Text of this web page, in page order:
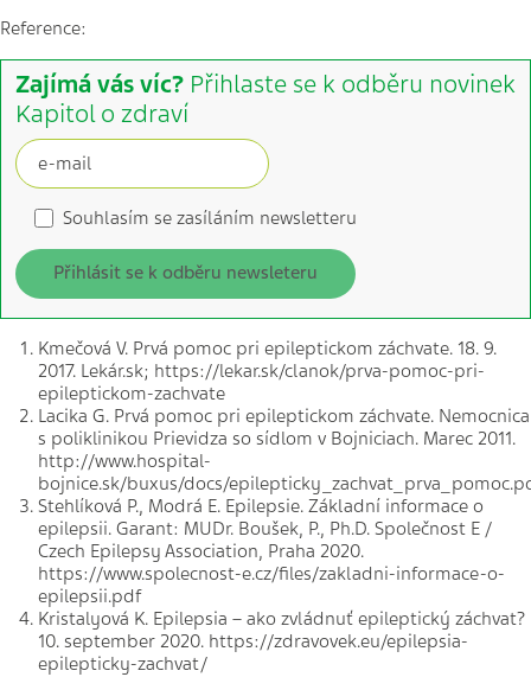
Reference:
Zajímá vás víc? Přihlaste se k odběru novinek
Kapitol o zdraví
Souhlasím se zasíláním newsletteru
Přihlásit se k odběru newsleteru
Kmečová V. Prvá pomoc pri epileptickom záchvate. 18. 9.
2017. Lekár.sk; https://lekar.sk/clanok/prva-pomoc-pri-
epileptickom-zachvate
Lacika G. Prvá pomoc pri epileptickom záchvate. Nemocnica
s poliklinikou Prievidza so sídlom v Bojniciach. Marec 2011.
http://www.hospital-
bojnice.sk/buxus/docs/
Stehlíková P., Modrá E. Epilepsie. Základní informace o
epilepsii. Garant: MUDr. Boušek, P., Ph.D. Společnost E /
Czech Epilepsy Association, Praha 2020.
https://www.spolecnost-e.cz/files/zakladni-informace-o-
epilepsii.pdf
Kristalyová K. Epilepsia – ako zvládnuť epileptický záchvat?
10. september 2020. https://zdravovek.eu/epilepsia-
epilepticky-zachvat/